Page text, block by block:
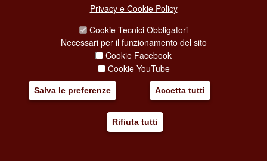
CONTACT CENTER TEL. 06 06 08
CONTATTA LA REDAZIONE
SOCIAL MEDIA POLICY
COPYRIGHT
Privacy e Cookie Policy
Cookie Tecnici Obbligatori
Necessari per il funzionamento del sito
Cookie Facebook
Cookie YouTube
Salva le preferenze Accetta tutti
Rifiuta tutti